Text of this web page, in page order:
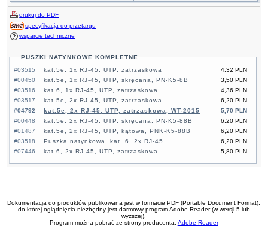
drukuj do PDF
specyfikacja do przetargu
wsparcie techniczne
PUSZKI NATYNKOWE KOMPLETNE
#03515
4,32 PLN
kat.5e, 1x RJ-45, UTP, zatrzaskowa
#00450
3,50 PLN
kat.5e, 1x RJ-45, UTP, skręcana, PN-K5-8B
#03516
4,36 PLN
kat.6, 1x RJ-45, UTP, zatrzaskowa
#03517
6,20 PLN
kat.5e, 2x RJ-45, UTP, zatrzaskowa
#04792
5,70 PLN
kat.5e, 2x RJ-45, UTP, zatrzaskowa, WT-2015
#00448
6,20 PLN
kat.5e, 2x RJ-45, UTP, skręcana, PN-K5-88B
#01487
6,20 PLN
kat.5e, 2x RJ-45, UTP, kątowa, PNK-K5-88B
#03518
6,20 PLN
Puszka natynkowa, kat. 6, 2x RJ-45
#07446
5,80 PLN
kat.6, 2x RJ-45, UTP, zatrzaskowa
Dokumentacja do produktów publikowana jest w formacie PDF (Portable Document Format),
do której oglądnięcia niezbędny jest darmowy program Adobe Reader (w wersji 5 lub
wyższej).
Program można pobrać ze strony producenta: Adobe Reader